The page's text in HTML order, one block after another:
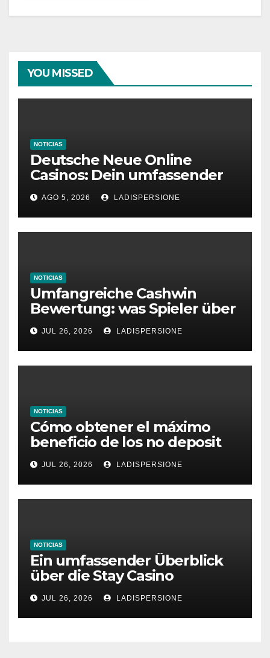
YOU MISSED
NOTICIAS
Deutsche Neue Online
Casinos: Dein umfassender
Ratgeber für moderne
Glücksspielplattformen
AGO 5, 2026 LADISPERSIONE
NOTICIAS
Umfangreiche Cashwin
Bewertung: was Spieler über
dieses Casino denken
JUL 26, 2026 LADISPERSIONE
NOTICIAS
Cómo obtener el máximo
beneficio de los no deposit
bonus codes de roby casino
JUL 26, 2026 LADISPERSIONE
NOTICIAS
Ein umfassender Überblick
über die Stay Casino
Bonusbedingungen
JUL 26, 2026 LADISPERSIONE